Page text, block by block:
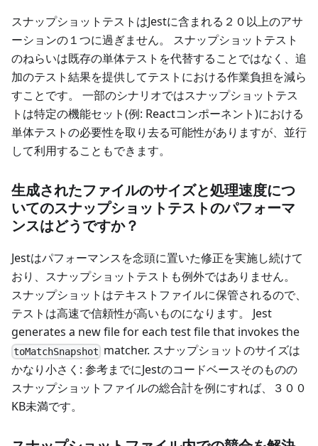
スナップショットテストはJestに含まれる２０以上のアサ
ーションの１つに過ぎません。 スナップショットテスト
のねらいは既存の単体テストを代替することではなく、追
加のテスト結果を提供してテストにおける作業負担を減ら
すことです。 一部のシナリオではスナップショットテス
トは特定の機能セット(例: Reactコンポーネント)における
単体テストの必要性を取り去る可能性がありますが、並行
して利用することもできます。
生成されたファイルのサイズと処理速度につ
いてのスナップショットテストのパフォーマ
ンスはどうですか？
Jestはパフォーマンスを念頭に置いた修正を実施し続けて
おり、スナップショットテストも例外ではありません。
スナップショットはテキストファイルに保管されるので、
テストは高速で信頼性が高いものになります。 Jest
generates a new file for each test file that invokes the
toMatchSnapshot matcher. スナップショットのサイズは
かなり小さく: 参考までにJestのコードベースそのものの
スナップショットファイルの総合計を例にすれば、３００
KB未満です。